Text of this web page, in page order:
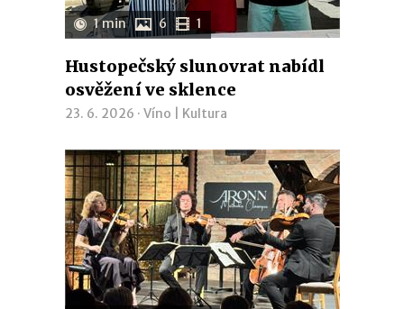
1 min 6 1
Hustopečský slunovrat nabídl
osvěžení ve sklence
23. 6. 2026 · Víno Kultura